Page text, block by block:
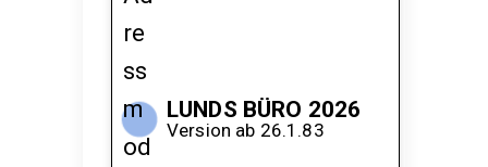
LUNDS BÜRO 2026
Version ab 26.1.83